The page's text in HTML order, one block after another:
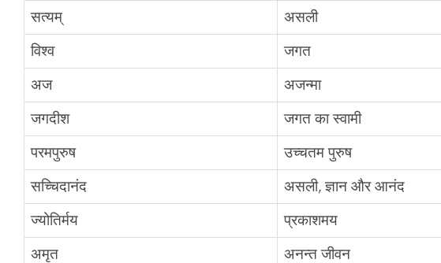
सत्यम्
असली
विश्व
जगत
अज
अजन्मा
जगदीश
जगत का स्वामी
परमपुरुष
उच्चतम पुरुष
सच्चिदानंद
असली, ज्ञान और आनंद
ज्योतिर्मय
प्रकाशमय
अमृत
अनन्त जीवन